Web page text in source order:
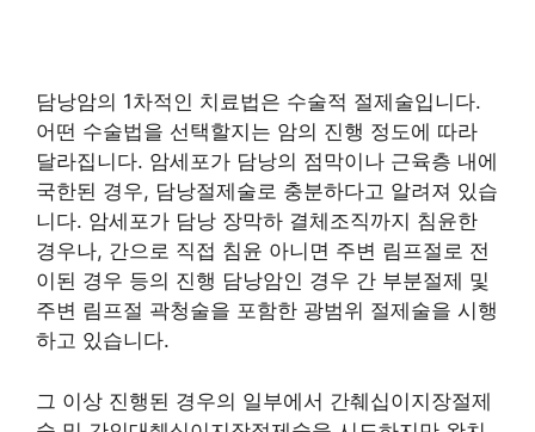
담낭암의 1차적인 치료법은 수술적 절제술입니다.
어떤 수술법을 선택할지는 암의 진행 정도에 따라
달라집니다. 암세포가 담낭의 점막이나 근육층 내에
국한된 경우, 담낭절제술로 충분하다고 알려져 있습
니다. 암세포가 담낭 장막하 결체조직까지 침윤한
경우나, 간으로 직접 침윤 아니면 주변 림프절로 전
이된 경우 등의 진행 담낭암인 경우 간 부분절제 및
주변 림프절 곽청술을 포함한 광범위 절제술을 시행
하고 있습니다.
그 이상 진행된 경우의 일부에서 간췌십이지장절제